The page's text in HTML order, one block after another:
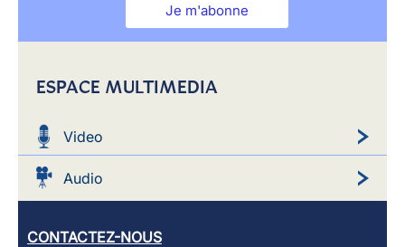
Je m'abonne
ESPACE MULTIMEDIA
Video
Audio
CONTACTEZ-NOUS